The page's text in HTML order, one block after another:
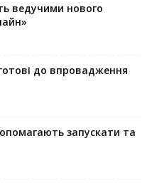
ведучими нового
до впровадження
запускaти та